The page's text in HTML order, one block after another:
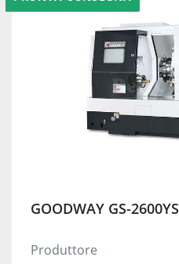
GOODWAY GS-2600YS
Produttore